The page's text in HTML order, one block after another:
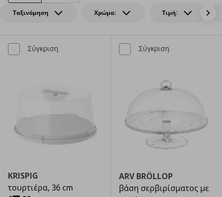
Ταξινόμηση Χρώμα: Τιμή:
Σύγκριση
KRISPIG
τουρτιέρα, 36 cm
Σύγκριση
ARV BRÖLLOP
βάση σερβιρίσματος με